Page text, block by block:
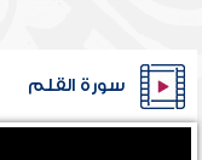
سورة القلم